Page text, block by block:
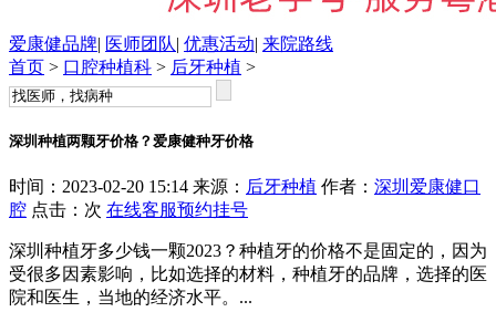
爱康健品牌| 医师团队| 优惠活动| 来院路线
首页 > 口腔种植科 > 后牙种植 >
深圳种植两颗牙价格？爱康健种牙价格
时间：2023-02-20 15:14 来源： 后牙种植 作者： 深圳爱康健口
腔 点击： 次 在线客服预约挂号
深圳种植牙多少钱一颗2023？种植牙的价格不是固定的，因为
受很多因素影响，比如选择的材料，种植牙的品牌，选择的医
院和医生，当地的经济水平。...